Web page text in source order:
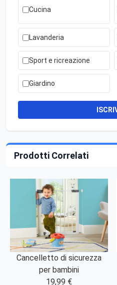
Cucina
Lavanderia
Sport e ricreazione
Giardino
Prodotti Correlati
Cancelletto di sicurezza
per bambini
19,99 €